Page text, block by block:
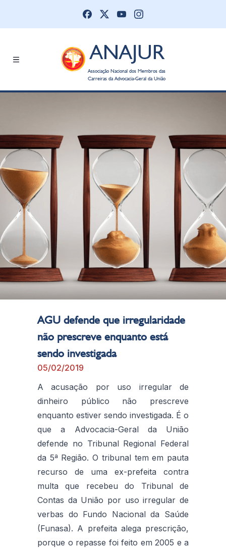
ANAJUR
Associação Nacional dos Membros das
Carreiras da Advocacia-Geral da União
AGU defende que irregularidade
não prescreve enquanto está
sendo investigada
05/02/2019
A acusação por uso irregular de
dinheiro público não prescreve
enquanto estiver sendo investigada. É o
que a Advocacia-Geral da União
defende no Tribunal Regional Federal
da 5ª Região. O tribunal tem em pauta
recurso de uma ex-prefeita contra
multa que recebeu do Tribunal de
Contas da União por uso irregular de
verbas do Fundo Nacional da Saúde
(Funasa). A prefeita alega prescrição,
porque o repasse foi feito em 2005 e a